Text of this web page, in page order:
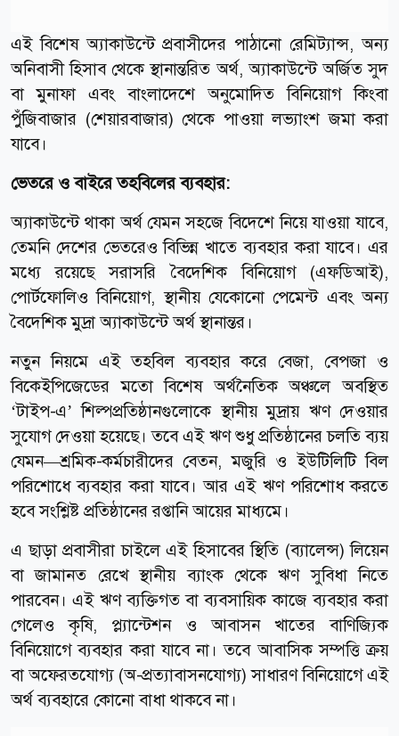
এই বিশেষ অ্যাকাউন্টে প্রবাসীদের পাঠানো রেমিট্যান্স, অন্য
অনিবাসী হিসাব থেকে স্থানান্তরিত অর্থ, অ্যাকাউন্টে অর্জিত সুদ
বা মুনাফা এবং বাংলাদেশে অনুমোদিত বিনিয়োগ কিংবা
পুঁজিবাজার (শেয়ারবাজার) থেকে পাওয়া লভ্যাংশ জমা করা
যাবে।
ভেতরে ও বাইরে তহবিলের ব্যবহার:
অ্যাকাউন্টে থাকা অর্থ যেমন সহজে বিদেশে নিয়ে যাওয়া যাবে,
তেমনি দেশের ভেতরেও বিভিন্ন খাতে ব্যবহার করা যাবে। এর
মধ্যে রয়েছে সরাসরি বৈদেশিক বিনিয়োগ (এফডিআই),
পোর্টফোলিও বিনিয়োগ, স্থানীয় যেকোনো পেমেন্ট এবং অন্য
বৈদেশিক মুদ্রা অ্যাকাউন্টে অর্থ স্থানান্তর।
নতুন নিয়মে এই তহবিল ব্যবহার করে বেজা, বেপজা ও
বিকেইপিজেডের মতো বিশেষ অর্থনৈতিক অঞ্চলে অবস্থিত
‘টাইপ-এ’ শিল্পপ্রতিষ্ঠানগুলোকে স্থানীয় মুদ্রায় ঋণ দেওয়ার
সুযোগ দেওয়া হয়েছে। তবে এই ঋণ শুধু প্রতিষ্ঠানের চলতি ব্যয়
যেমন—শ্রমিক-কর্মচারীদের বেতন, মজুরি ও ইউটিলিটি বিল
পরিশোধে ব্যবহার করা যাবে। আর এই ঋণ পরিশোধ করতে
হবে সংশ্লিষ্ট প্রতিষ্ঠানের রপ্তানি আয়ের মাধ্যমে।
এ ছাড়া প্রবাসীরা চাইলে এই হিসাবের স্থিতি (ব্যালেন্স) লিয়েন
বা জামানত রেখে স্থানীয় ব্যাংক থেকে ঋণ সুবিধা নিতে
পারবেন। এই ঋণ ব্যক্তিগত বা ব্যবসায়িক কাজে ব্যবহার করা
গেলেও কৃষি, প্ল্যান্টেশন ও আবাসন খাতের বাণিজ্যিক
বিনিয়োগে ব্যবহার করা যাবে না। তবে আবাসিক সম্পত্তি ক্রয়
বা অফেরতযোগ্য (অ-প্রত্যাবাসনযোগ্য) সাধারণ বিনিয়োগে এই
অর্থ ব্যবহারে কোনো বাধা থাকবে না।